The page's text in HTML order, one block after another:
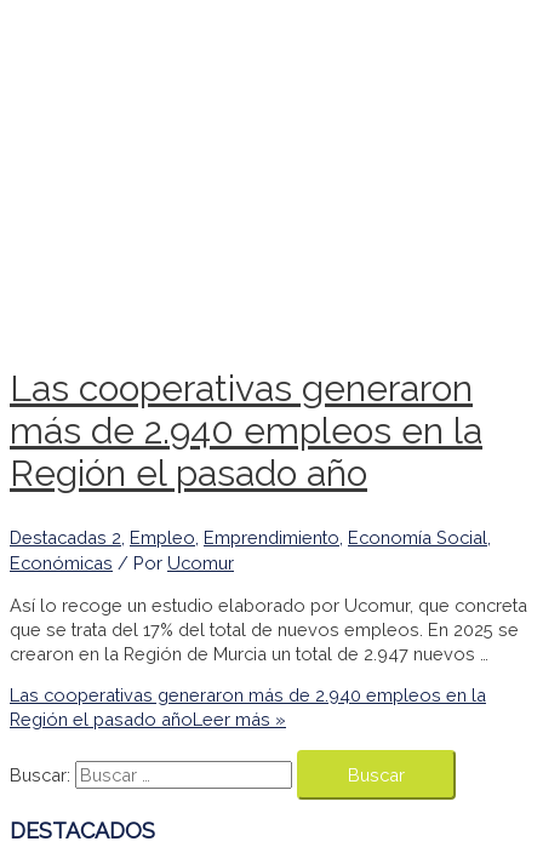
Las cooperativas generaron
más de 2.940 empleos en la
Región el pasado año
Destacadas 2 Empleo Emprendimiento Economía Social
Económicas / Por Ucomur
Así lo recoge un estudio elaborado por Ucomur, que concreta
que se trata del 17% del total de nuevos empleos. En 2025 se
crearon en la Región de Murcia un total de 2.947 nuevos …
Las cooperativas generaron más de 2.940 empleos en la
Región el pasado añoLeer más »
Buscar:
DESTACADOS